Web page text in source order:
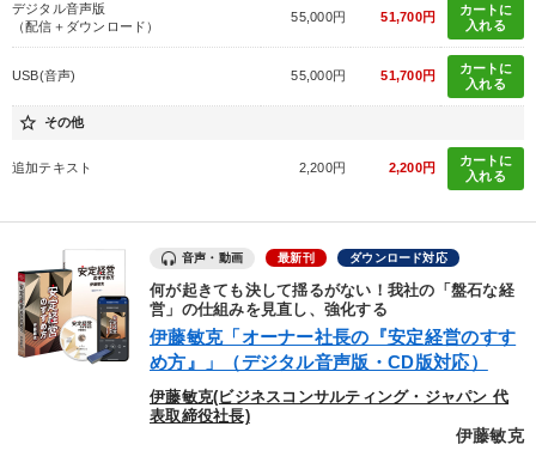
デジタル音声版
（配信＋ダウンロード）
55,000円 51,700円
カートに
入れる
USB(音声) 55,000円 51,700円
カートに
入れる
star_border その他
追加テキスト 2,200円 2,200円
カートに
入れる
音声・動画 最新刊 ダウンロード対応
何が起きても決して揺るがない！我社の「盤石な経
営」の仕組みを見直し、強化する
伊藤敏克「オーナー社長の『安定経営のすす
め方』」（デジタル音声版・CD版対応）
伊藤敏克(ビジネスコンサルティング・ジャパン 代
表取締役社長)
伊藤敏克